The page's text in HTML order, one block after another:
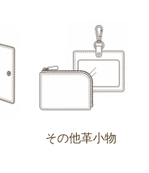
その他革小物